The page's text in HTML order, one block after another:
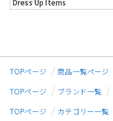
Dress Up Items
TOPページ 商品一覧ページ
TOPページ
ブランド一覧
TOPページ
カテゴリー一覧